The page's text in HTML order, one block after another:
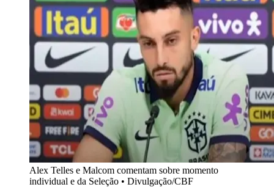
Alex Telles e Malcom comentam sobre momento
individual e da Seleção • Divulgação/CBF